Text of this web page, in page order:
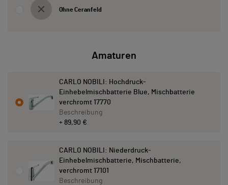
Ohne Ceranfeld
Amaturen
CARLO NOBILI: Hochdruck-
Einhebelmischbatterie Blue, Mischbatterie
verchromt 17770
+ 89,90 €
Beschreibung
CARLO NOBILI: Niederdruck-
Einhebelmischbatterie, Mischbatterie,
verchromt 17101
Beschreibung